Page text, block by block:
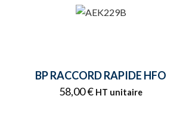
BP RACCORD RAPIDE HFO
58,00€ HT unitaire